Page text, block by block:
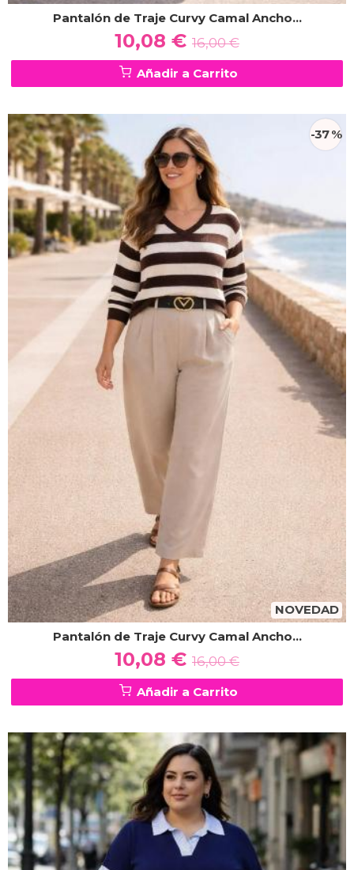
Pantalón de Traje Curvy Camal Ancho...
10,08 € 16,00 €
Añadir a Carrito
NOVEDAD
-37 %
Pantalón de Traje Curvy Camal Ancho...
10,08 € 16,00 €
Añadir a Carrito